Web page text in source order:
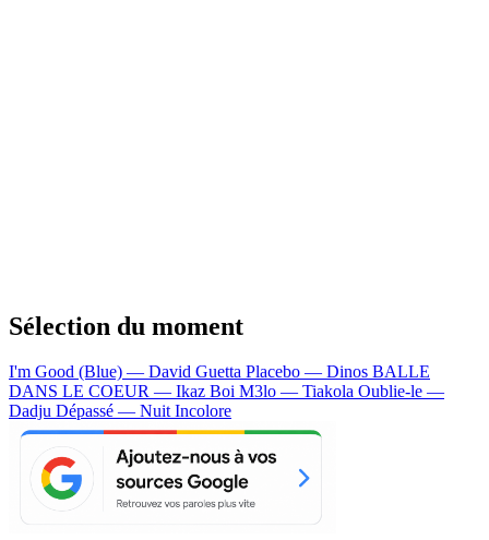
Sélection du moment
I'm Good (Blue) — David Guetta Placebo — Dinos BALLE
DANS LE COEUR — Ikaz Boi M3lo — Tiakola Oublie-le —
Dadju Dépassé — Nuit Incolore